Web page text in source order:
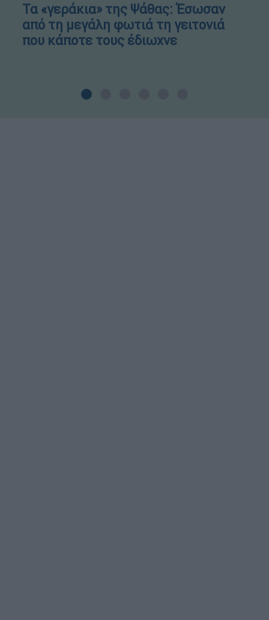
Τα «γεράκια» της Ψάθας: Έσωσαν
από τη μεγάλη φωτιά τη γειτονιά
που κάποτε τους έδιωχνε